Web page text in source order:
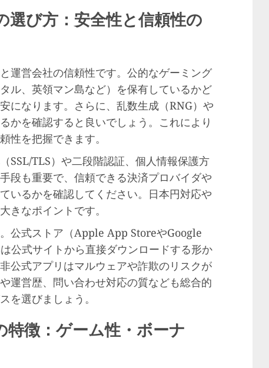
び方：安全性と信頼性の
運営会社の信頼性です。公的なゲーミング
ル、英領マン島など）を保有しているかど
になります。さらに、乱数生成（RNG）や
かを確認すると良いでしょう。これにより
性を把握できます。
SSL/TLS）や二段階認証、個人情報保護方
段も重要で、信頼できる決済プロバイダや
いるかを確認してください。日本円対応や
きなポイントです。
公式ストア（Apple App StoreやGoogle
公式サイトから直接ダウンロードする形か
公式アプリはマルウェアや詐欺のリスクが
運営歴、問い合わせ対応の質なども総合的
を選びましょう。
徴：ゲーム性・ボーナ